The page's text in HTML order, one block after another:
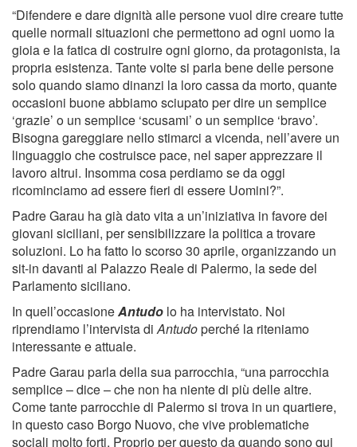
“Difendere e dare dignità alle persone vuol dire creare tutte
quelle normali situazioni che permettono ad ogni uomo la
gioia e la fatica di costruire ogni giorno, da protagonista, la
propria esistenza. Tante volte si parla bene delle persone
solo quando siamo dinanzi la loro cassa da morto, quante
occasioni buone abbiamo sciupato per dire un semplice
‘grazie’ o un semplice ‘scusami’ o un semplice ‘bravo’.
Bisogna gareggiare nello stimarci a vicenda, nell’avere un
linguaggio che costruisce pace, nel saper apprezzare il
lavoro altrui. Insomma cosa perdiamo se da oggi
ricominciamo ad essere fieri di essere Uomini?”.
Padre Garau ha già dato vita a un’iniziativa in favore dei
giovani siciliani, per sensibilizzare la politica a trovare
soluzioni. Lo ha fatto lo scorso 30 aprile, organizzando un
sit-in davanti al Palazzo Reale di Palermo, la sede del
Parlamento siciliano.
In quell’occasioneAntudo lo ha intervistato. Noi
riprendiamo l’intervista diAntudoperché la riteniamo
interessante e attuale.
Padre Garau parla della sua parrocchia, “una parrocchia
semplice – dice – che non ha niente di più delle altre.
Come tante parrocchie di Palermo si trova in un quartiere,
in questo caso Borgo Nuovo, che vive problematiche
sociali molto forti. Proprio per questo da quando sono qui